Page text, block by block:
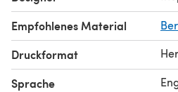
Medium: Hand Circumference
6.5" /16.5 cm
Large: Hand Circumference 8"
7.5" / 19 cm
Empfohlenes Material
Druckformat
Sprache